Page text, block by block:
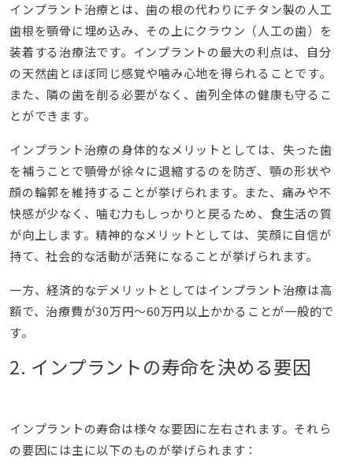
インプラント治療とは、歯の根の代わりにチタン製の人工
歯根を顎骨に埋め込み、その上にクラウン（人工の歯）を
装着する治療法です。インプラントの最大の利点は、自分
の天然歯とほぼ同じ感覚や噛み心地を得られることです。
また、隣の歯を削る必要がなく、歯列全体の健康も守るこ
とができます。
インプラント治療の身体的なメリットとしては、失った歯
を補うことで顎骨が徐々に退縮するのを防ぎ、顎の形状や
顔の輪郭を維持することが挙げられます。また、痛みや不
快感が少なく、噛む力もしっかりと戻るため、食生活の質
が向上します。精神的なメリットとしては、笑顔に自信が
持て、社会的な活動が活発になることが挙げられます。
一方、経済的なデメリットとしてはインプラント治療は高
額で、治療費が30万円〜60万円以上かかることが一般的で
す。
2. インプラントの寿命を決める要因
インプラントの寿命は様々な要因に左右されます。それら
の要因には主に以下のものが挙げられます：